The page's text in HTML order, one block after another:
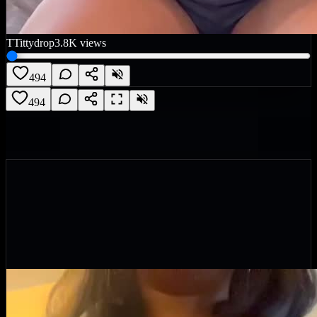
TTittydrop3.8K views
494
494